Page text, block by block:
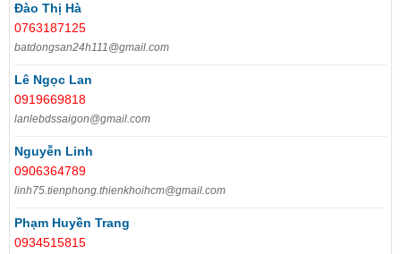
Đào Thị Hà
0763187125
batdongsan24h111@gmail.com
Lê Ngọc Lan
0919669818
lanlebdssaigon@gmail.com
Nguyễn Linh
0906364789
linh75.tienphong.thienkhoihcm@gmail.com
Phạm Huyền Trang
0934515815